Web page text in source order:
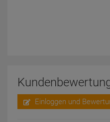
Einloggen und